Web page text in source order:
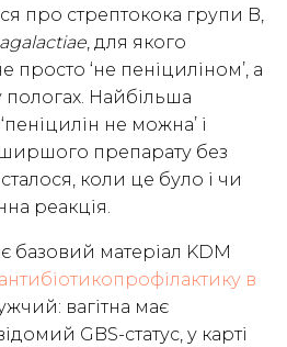
про стрептокока групи B,
, для якого
просто ‘не пеніциліном’, а
Найбільша
не можна’ і
препарату без
коли це було і чи
реакція.
базовий матеріал KDM
в
вагітна має
GBS-статус, у карті